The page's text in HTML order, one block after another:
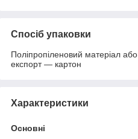
Спосіб упаковки
Поліпропіленовий матеріал
експорт — картон
Характеристики
Основні